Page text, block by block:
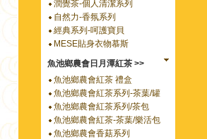
潤覺茶-個人清潔系列
自然力-香氛系列
經典系列-呵護寶貝
MESE貼身衣物慕斯
魚池鄉農會日月潭紅茶 >>
魚池鄉農會紅茶 禮盒
魚池鄉農會紅茶系列-茶葉/罐
魚池鄉農會紅茶系列/茶包
魚池鄉農會紅茶-茶葉/樂活包
魚池鄉農會香菇系列